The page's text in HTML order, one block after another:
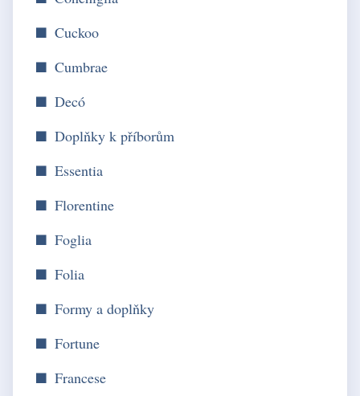
Cuckoo
Cumbrae
Decó
Doplňky k příborům
Essentia
Florentine
Foglia
Folia
Formy a doplňky
Fortune
Francese